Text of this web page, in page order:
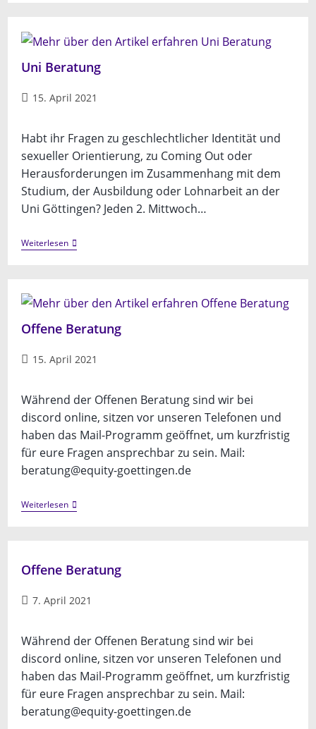
Uni Beratung
Beitrag
15. April 2021
Habt ihr Fragen zu geschlechtlicher Identität und
sexueller Orientierung, zu Coming Out oder
Herausforderungen im Zusammenhang mit dem
Studium, der Ausbildung oder Lohnarbeit an der
Uni Göttingen? Jeden 2. Mittwoch…
WeiterlesenUni
Beratung
Offene Beratung
Beitrag
15. April 2021
Während der Offenen Beratung sind wir bei
discord online, sitzen vor unseren Telefonen und
haben das Mail-Programm geöffnet, um kurzfristig
für eure Fragen ansprechbar zu sein. Mail:
beratung@equity-goettingen.de
WeiterlesenOffene
Beratung
Offene Beratung
Beitrag
7. April 2021
Während der Offenen Beratung sind wir bei
discord online, sitzen vor unseren Telefonen und
haben das Mail-Programm geöffnet, um kurzfristig
für eure Fragen ansprechbar zu sein. Mail:
beratung@equity-goettingen.de